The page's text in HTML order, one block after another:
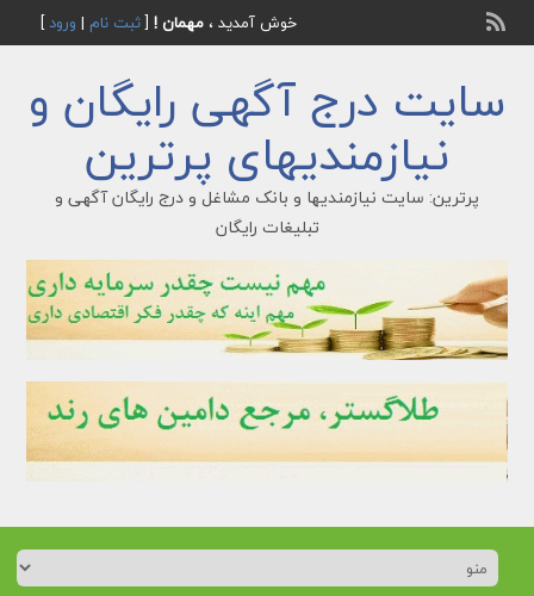
خوش آمدید ، مهمان ![ثبت نام | ورود]
سایت درج آگهی رایگان و
نیازمندیهای پرترین
پرترین: سایت نیازمندیها و بانک مشاغل و درج رایگان آگهی و
تبلیغات رایگان